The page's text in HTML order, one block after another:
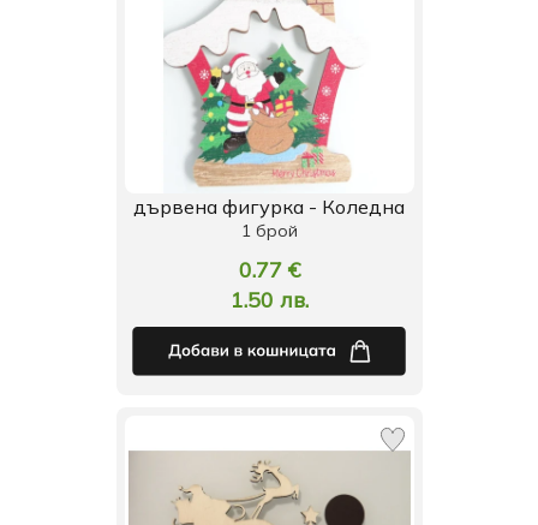
дървена фигурка - Коледна
1 брой
0.77 €
1.50 лв.